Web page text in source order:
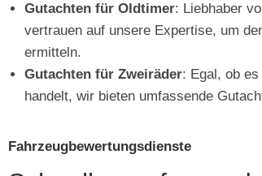
Gutachten für Oldtimer: Liebhaber
vertrauen auf unsere Expertise, um
ermitteln.
Gutachten für Zweiräder: Egal, ob
handelt, wir bieten umfassende
Fahrzeugbewertungsdienste